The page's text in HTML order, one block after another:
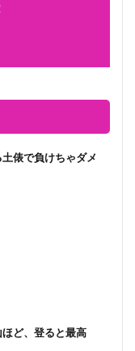
土俵で負けちゃダメ
ほど、登ると最高